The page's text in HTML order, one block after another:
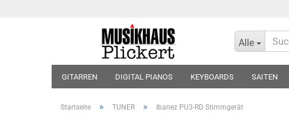
Alle
GITARREN DIGITAL PIANOS KEYBOARDS SAITEN
Startseite » TUNER » Ibanez PU3-RD Stimmgerät